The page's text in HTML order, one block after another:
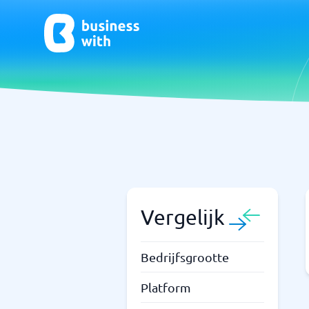
Niet zeker welk systeem?
Vergelijk
Bedrijfsgrootte
Platform